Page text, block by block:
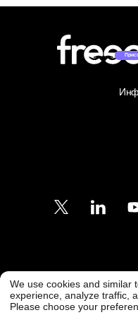
Служба поддержки
support@freedx.com
We use cookies and similar
experience, analyze traffic,
Please choose your